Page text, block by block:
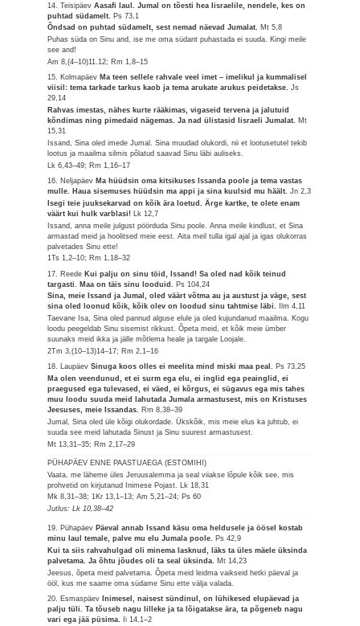
14. TeisipäevAasafi laul. Jumal on tõesti hea Iisraelile, nendele, kes on
puhtad südamelt. Ps 73,1
Õndsad on puhtad südamelt, sest nemad näevad Jumalat. Mt 5,8
Puhas süda on Sinu and, ise me oma südant puhastada ei suuda. Kingi meile
see and!
Am 8,(4–10)11.12; Rm 1,8–15
15. Kolmapäev Ma teen sellele rahvale veel imet – imelikul ja kummalisel
viisil: tema tarkade tarkus kaob ja tema arukate arukus peidetakse.Js
29,14
Rahvas imestas, nähes kurte rääkimas, vigaseid tervena ja jalutuid
kõndimas ning pimedaid nägemas. Ja nad ülistasid Iisraeli Jumalat. Mt
15,31
Issand, Sina oled imede Jumal. Sina muudad olukordi, nii et lootusetutel tekib
lootus ja maailma silmis põlatud saavad Sinu läbi auliseks.
Lk 6,43–49; Rm 1,16–17
16. Neljapäev Ma hüüdsin oma kitsikuses Issanda poole ja tema vastas
mulle. Haua sisemuses hüüdsin ma appi ja sina kuulsid mu häält.Jn 2,3
Isegi teie juuksekarvad on kõik ära loetud. Ärge kartke, te olete enam
väärt kui hulk varblasi!
Lk 12,7
Issand, anna meile julgust pöörduda Sinu poole. Anna meile kindlust, et Sina
armastad meid ja hoolitsed meie eest. Aita meil tulla igal ajal ja igas olukorras
palvetades Sinu ette!
1Ts 1,2–10; Rm 1,18–32
17. Reede Kui palju on sinu töid, Issand! Sa oled nad kõik teinud
targasti. Maa on täis sinu looduid. Ps 104,24
Sina, meie Issand ja Jumal, oled väärt võtma au ja austust ja väge, sest
sina oled loonud kõik, kõik olev on loodud sinu tahtmise läbi.
Ilm 4,11
Taevane Isa, Sina oled pannud alguse elule ja oled kujundanud maailma. Kogu
loodu peegeldab Sinu sisemist rikkust. Õpeta meid, et kõik meie ümber
suunaks meid ikka ja jälle mõtlema heale ja targale Loojale.
2Tm 3,(10–13)14–17; Rm 2,1–16
18. LaupäevSinuga koos olles ei meelita mind miski maa peal. Ps 73,25
Ma olen veendunud, et ei surm ega elu, ei inglid ega peainglid, ei
praegused ega tulevased, ei väed, ei kõrgus, ei sügavus ega mis tahes
muu loodu suuda meid lahutada Jumala armastusest, mis on Kristuses
Jeesuses, meie Issandas. Rm 8,38–39
Jumal, Sina oled üle kõigi olukordade. Ükskõik, mis meie elus ka juhtub, ei
suuda see meid lahutada Sinust ja Sinu suurest armastusest.
Mt 13,31–35; Rm 2,17–29
PÜHAPÄEV ENNE PAASTUAEGA (ESTOMIHI)
Vaata, me läheme üles Jeruusalemma ja seal viiakse lõpule kõik see, mis
prohvetid on kirjutanud Inimese Pojast.
Lk 18,31
Mk 8,31–38; 1Kr 13,1–13; Am 5,21–24; Ps 60
Jutlus: Lk 10,38–42
19. Pühapäev Päeval annab Issand käsu oma heldusele ja öösel kostab
minu laul temale, palve mu elu Jumala poole. Ps 42,9
Kui ta siis rahvahulgad oli minema lasknud, läks ta üles mäele üksinda
palvetama. Ja õhtu jõudes oli ta seal üksinda. Mt 14,23
Jeesus, õpeta meid palvetama. Õpeta meid leidma vaikseid hetki päeval ja
ööl, kus me saame oma südame Sinu ette välja valada.
20. Esmaspäev Inimesel, naisest sündinul, on lühikesed elupäevad ja
palju tüli. Ta tõuseb nagu lilleke ja ta lõigatakse ära, ta põgeneb nagu
vari ega jää püsima.
Ii 14,1–2